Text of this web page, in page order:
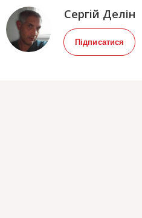
Сергiй Делін
Підписатися